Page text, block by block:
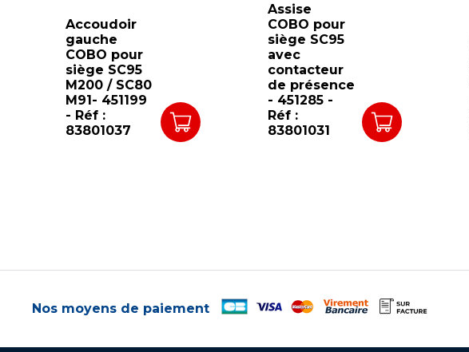
Accoudoir
gauche
COBO pour
siège SC95
M200 / SC80
M91- 451199
- Réf :
83801037
Assise
COBO pour
siège SC95
avec
contacteur
de présence
- 451285 -
Réf :
83801031
Nos moyens de paiement